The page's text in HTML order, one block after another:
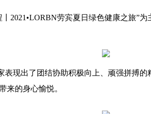
2021•LORBN劳宾夏日绿色健康之旅
表现出了团结协助积极向上、顽强拼搏
来的身心愉悦。